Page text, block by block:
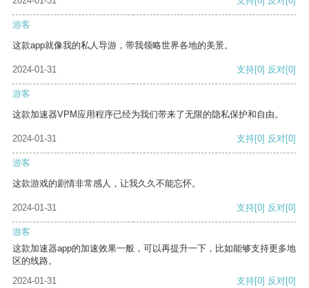
游客
这款app就像我的私人导游，带我领略世界各地的美景。
2024-01-31 支持[0] 反对[0]
游客
这款加速器VPM应用程序已经为我们带来了无限的隐私保护和自由。
2024-01-31 支持[0] 反对[0]
游客
这款游戏的剧情非常感人，让我久久不能忘怀。
2024-01-31 支持[0] 反对[0]
游客
这款加速器app的加速效果一般，可以再提升一下，比如能够支持更多地
区的线路。
2024-01-31
支持[0] 反对[0]